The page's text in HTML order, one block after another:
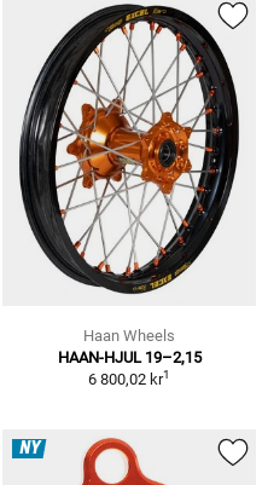
Haan Wheels
HAAN-HJUL 19–2,15
6 800,02 kr1
NY